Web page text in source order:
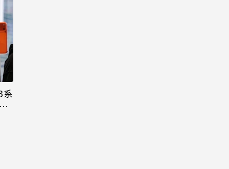
系